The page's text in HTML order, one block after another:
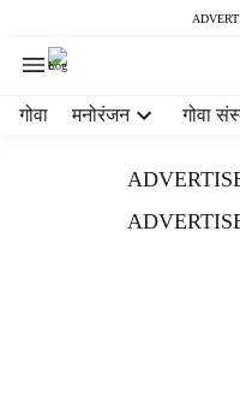
गोवा मनोरंजन गोवा